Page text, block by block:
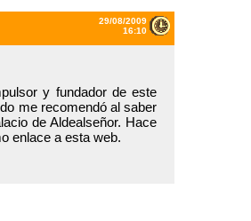
29/08/2009
16:10
y fundador de este
me recomendó al saber
de Aldealseñor. Hace
enlace a esta web.